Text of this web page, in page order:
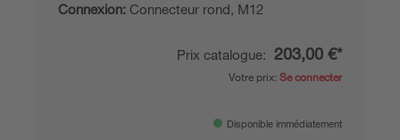
Connexion: Connecteur rond, M12
Prix catalogue: 203,00 €*
Votre prix: Se connecter
Disponible immédiatement